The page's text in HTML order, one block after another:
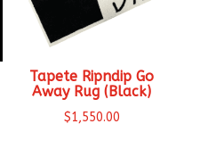
Tapete Ripndip Go
Away Rug (Black)
$1,550.00